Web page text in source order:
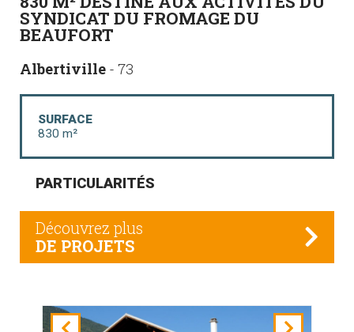
SYNDICAT DU FROMAGE DU
BEAUFORT
Albertiville - 73
SURFACE
830 m²
PARTICULARITÉS
Découvrez plus
DE PROJETS